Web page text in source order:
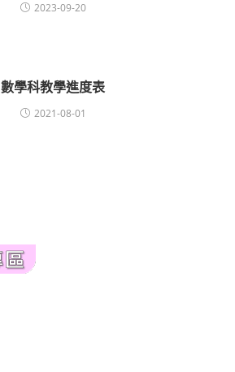
2023-09-20
數學科教學進度表
2021-08-01